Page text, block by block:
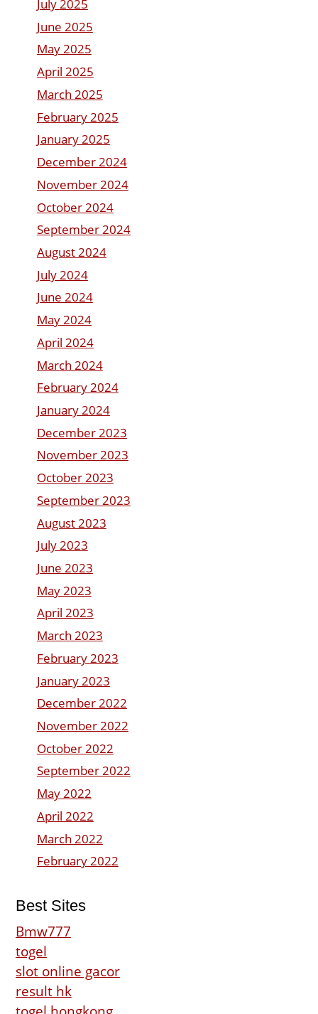
July 2025
June 2025
May 2025
April 2025
March 2025
February 2025
January 2025
December 2024
November 2024
October 2024
September 2024
August 2024
July 2024
June 2024
May 2024
April 2024
March 2024
February 2024
January 2024
December 2023
November 2023
October 2023
September 2023
August 2023
July 2023
June 2023
May 2023
April 2023
March 2023
February 2023
January 2023
December 2022
November 2022
October 2022
September 2022
May 2022
April 2022
March 2022
February 2022
Best Sites
Bmw777
togel
slot online gacor
result hk